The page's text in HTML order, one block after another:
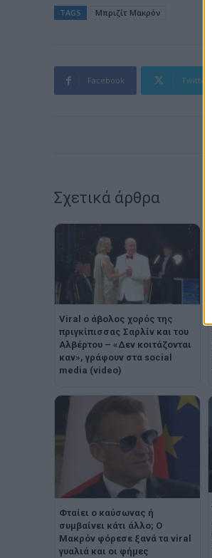
TAGS Μπριζίτ Μακρόν
Facebook Twitter
Σχετικά άρθρα
Viral ο άβολος χορός της
πριγκίπισσας Σαρλίν και του
Αλβέρτου – «Δεν κοιτάζονται
καν», γράφουν στα social
media (video)
Φταίει ο καύσωνας ή
συμβαίνει κάτι άλλο; Ο
Μακρόν φόρεσε ξανά τα viral
γυαλιά και οι φήμες